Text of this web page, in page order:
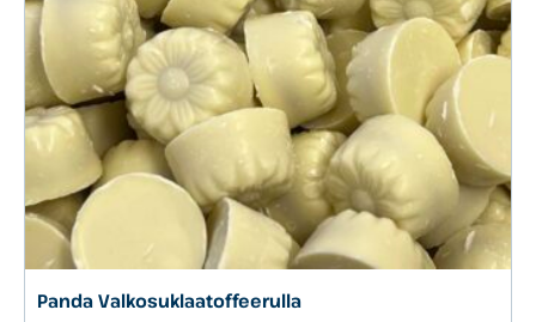
Panda Valko­suklaa­toffee­rulla